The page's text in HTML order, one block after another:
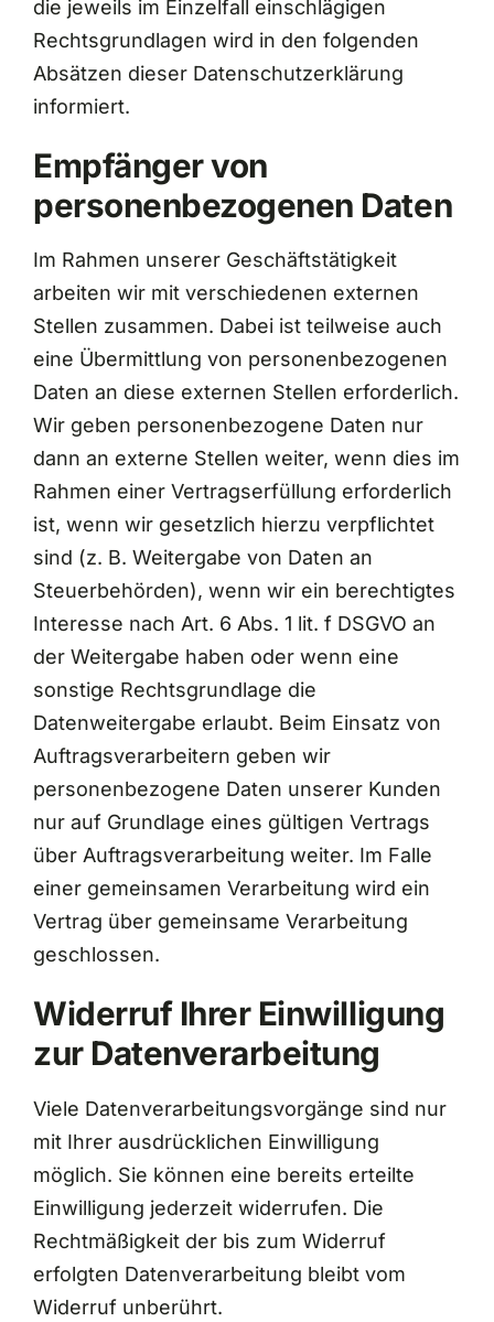
die jeweils im Einzelfall einschlägigen
Rechtsgrundlagen wird in den folgenden
Absätzen dieser Datenschutzerklärung
informiert.
Empfänger von
personenbezogenen Daten
Im Rahmen unserer Geschäftstätigkeit
arbeiten wir mit verschiedenen externen
Stellen zusammen. Dabei ist teilweise auch
eine Übermittlung von personenbezogenen
Daten an diese externen Stellen erforderlich.
Wir geben personenbezogene Daten nur
dann an externe Stellen weiter, wenn dies im
Rahmen einer Vertragserfüllung erforderlich
ist, wenn wir gesetzlich hierzu verpflichtet
sind (z. B. Weitergabe von Daten an
Steuerbehörden), wenn wir ein berechtigtes
Interesse nach Art. 6 Abs. 1 lit. f DSGVO an
der Weitergabe haben oder wenn eine
sonstige Rechtsgrundlage die
Datenweitergabe erlaubt. Beim Einsatz von
Auftragsverarbeitern geben wir
personenbezogene Daten unserer Kunden
nur auf Grundlage eines gültigen Vertrags
über Auftragsverarbeitung weiter. Im Falle
einer gemeinsamen Verarbeitung wird ein
Vertrag über gemeinsame Verarbeitung
geschlossen.
Widerruf Ihrer Einwilligung
zur Datenverarbeitung
Viele Datenverarbeitungsvorgänge sind nur
mit Ihrer ausdrücklichen Einwilligung
möglich. Sie können eine bereits erteilte
Einwilligung jederzeit widerrufen. Die
Rechtmäßigkeit der bis zum Widerruf
erfolgten Datenverarbeitung bleibt vom
Widerruf unberührt.